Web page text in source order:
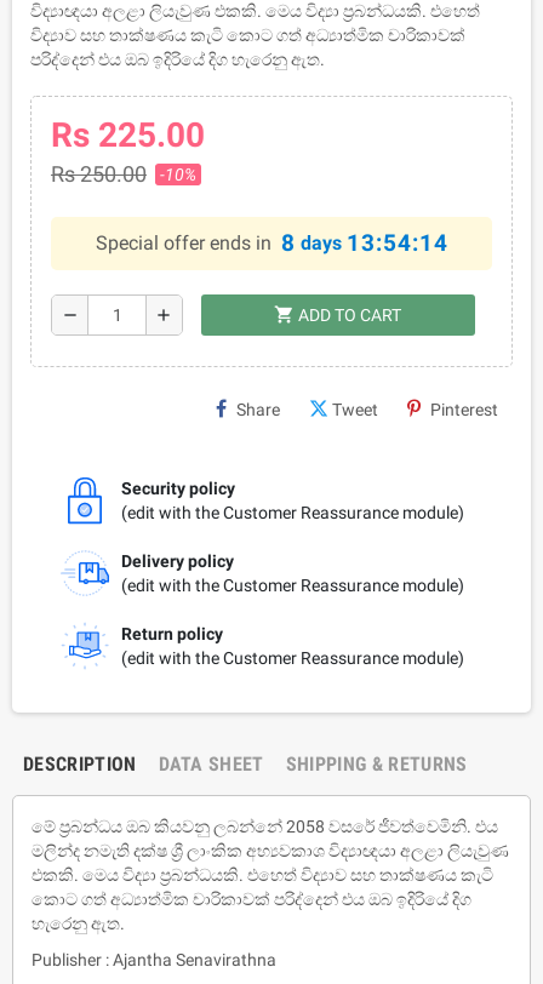
විද්‍යාඥයා අලළා ලියැවුණ එකකි. මෙය විද්‍යා ප්‍රබන්ධයකි. එහෙත්
විද්‍යාව සහ තාක්ෂණය කැටි කොට ගත් අධ්‍යාත්මික චාරිකාවක්
පරිද්දෙන් එය ඔබ ඉදිරියේ දිග හැරෙනු ඇත.
Rs 225.00
Rs 250.00 -10%
Special offer ends in 8 days 13:54:14
remove add shopping_cart ADD TO CART
Share Tweet Pinterest
Security policy
(edit with the Customer Reassurance module)
Delivery policy
(edit with the Customer Reassurance module)
Return policy
(edit with the Customer Reassurance module)
DESCRIPTION DATA SHEET SHIPPING & RETURNS
මේ ප්‍රබන්ධය ඔබ කියවනු ලබන්නේ 2058 වසරේ ජීවත්වෙමිනි. එය
මලින්ද නමැති දක්ෂ ශ්‍රී ලාංකික අභ්‍යවකාශ විද්‍යාඥයා අලළා ලියැවුණ
එකකි. මෙය විද්‍යා ප්‍රබන්ධයකි. එහෙත් විද්‍යාව සහ තාක්ෂණය කැටි
කොට ගත් අධ්‍යාත්මික චාරිකාවක් පරිද්දෙන් එය ඔබ ඉදිරියේ දිග
හැරෙනු ඇත.
Publisher : Ajantha Senavirathna